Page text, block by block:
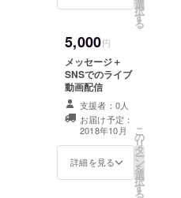
選
択
す
る
5,000円
メッセージ＋
SNSでのライブ
動画配信
支援者：0人
お届け予定：
2018年10月
詳細を見る
こ
の
リ
タ
ー
ン
を
選
択
す
る